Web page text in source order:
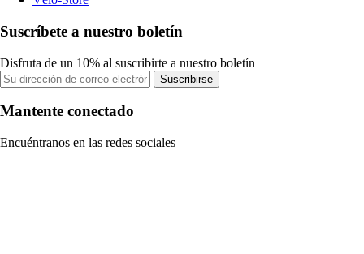
Suscríbete a nuestro boletín
Disfruta de un 10% al suscribirte a nuestro boletín
Suscribirse
Mantente conectado
Encuéntranos en las redes sociales